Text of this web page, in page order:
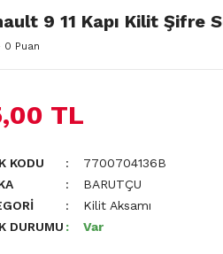
9 11 Kapı Kilit Şifre
0 Puan
TL
KODU
7700704136B
BARUTÇU
Kilit Aksamı
DURUMU
Var